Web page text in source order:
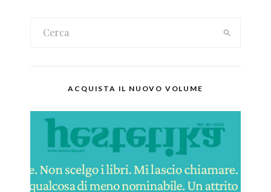
ACQUISTA IL NUOVO VOLUME